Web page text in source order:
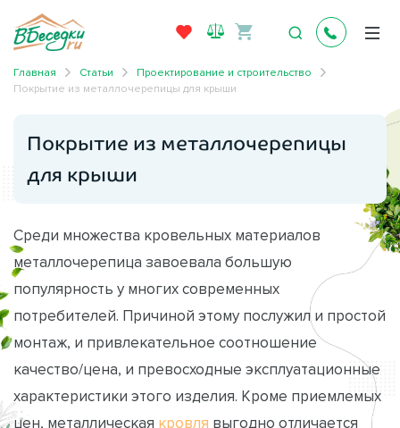
Главная Статьи
Проектирование и строительство
Покрытие из металлочерепицы для крыши
Покрытие из металлочерепицы
для крыши
Среди множества кровельных материалов
металлочерепица завоевала большую
популярность у многих современных
потребителей. Причиной этому послужил и простой
монтаж, и привлекательное соотношение
качество/цена, и превосходные эксплуатационные
характеристики этого изделия. Кроме приемлемых
цен, металлическая кровля выгодно отличается